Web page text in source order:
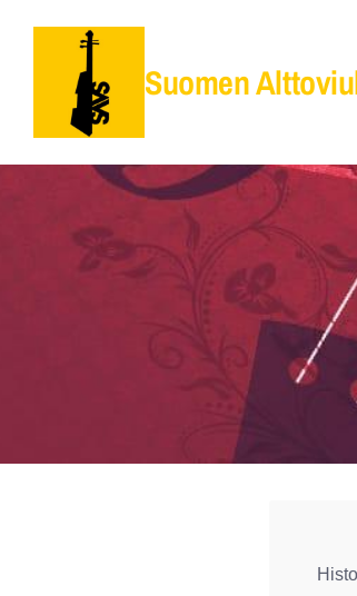
Siirry
sisältöön
Suomen